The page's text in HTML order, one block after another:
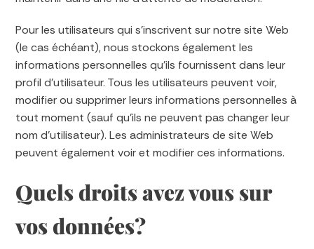
Pour les utilisateurs qui s’inscrivent sur notre site Web
(le cas échéant), nous stockons également les
informations personnelles qu’ils fournissent dans leur
profil d’utilisateur. Tous les utilisateurs peuvent voir,
modifier ou supprimer leurs informations personnelles à
tout moment (sauf qu’ils ne peuvent pas changer leur
nom d’utilisateur). Les administrateurs de site Web
peuvent également voir et modifier ces informations.
Quels droits avez vous sur
vos données?